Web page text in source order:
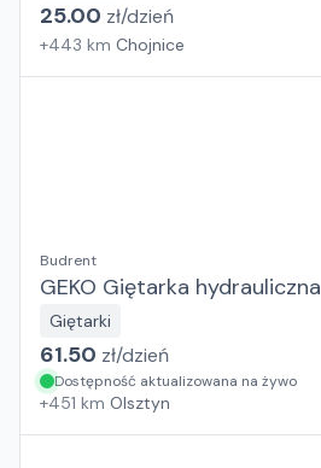
25.00 zł/dzień
+443 km Chojnice
Budrent
GEKO Giętarka hydrauliczna
Giętarki
61.50 zł/dzień
Dostępność aktualizowana na żywo
+451 km Olsztyn